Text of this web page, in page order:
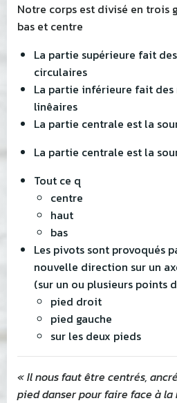
Notre corps est divisé en trois
bas et centre
La partie supérieure fait
circulaires
La partie inférieure fait des
linêaires
La partie centrale est la
La partie centrale est la
Tout ce q
centre
haut
bas
Les pivots sont provoqués
nouvelle direction sur un
(sur un ou plusieurs points
pied droit
pied gauche
sur les deux pieds
« Il nous faut être centrés,
pied danser pour faire face à la